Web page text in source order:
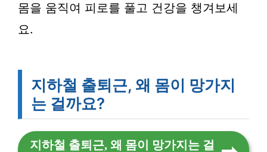
몸을 움직여 피로를 풀고 건강을 챙겨보세
요.
지하철 출퇴근, 왜 몸이 망가지
는 걸까요?
지하철 출퇴근, 왜 몸이 망가지는 걸